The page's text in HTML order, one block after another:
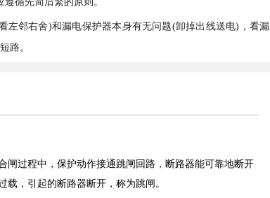
左邻右舍)和漏电保护器本身有无问题(卸掉出线送电)，看漏
路。
闸过程中，保护动作接通跳闸回路，断路器能可靠地断开
，引起的断路器断开，称为跳闸。